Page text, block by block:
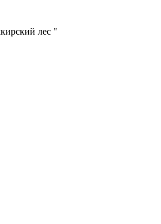
лес "